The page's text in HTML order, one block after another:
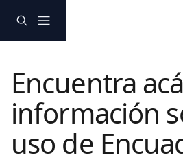
Encuentra acá
información
uso de